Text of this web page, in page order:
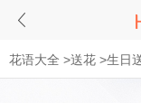
花语大全 >送花 >生日